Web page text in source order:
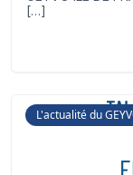
[…]
L'actualité du